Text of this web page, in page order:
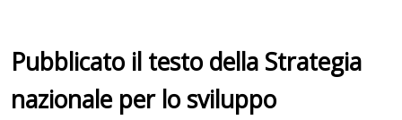
Pubblicato il testo della Strategia
nazionale per lo sviluppo